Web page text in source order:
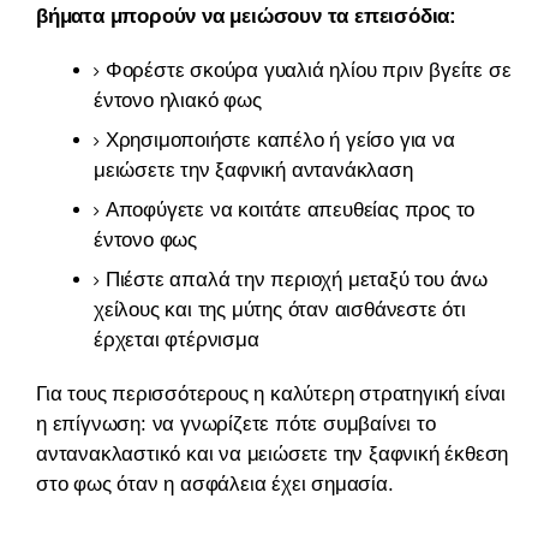
βήματα μπορούν να μειώσουν τα επεισόδια:
Φορέστε σκούρα γυαλιά ηλίου πριν βγείτε σε
έντονο ηλιακό φως
Χρησιμοποιήστε καπέλο ή γείσο για να
μειώσετε την ξαφνική αντανάκλαση
Αποφύγετε να κοιτάτε απευθείας προς το
έντονο φως
Πιέστε απαλά την περιοχή μεταξύ του άνω
χείλους και της μύτης όταν αισθάνεστε ότι
έρχεται φτέρνισμα
Για τους περισσότερους η καλύτερη στρατηγική είναι
η επίγνωση: να γνωρίζετε πότε συμβαίνει το
αντανακλαστικό και να μειώσετε την ξαφνική έκθεση
στο φως όταν η ασφάλεια έχει σημασία.